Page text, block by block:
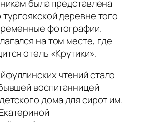
была представлена
деревне того
фотографии.
на том месте, где
отель «Крутики».
чтений стало
воспитанницей
дома для сирот им.